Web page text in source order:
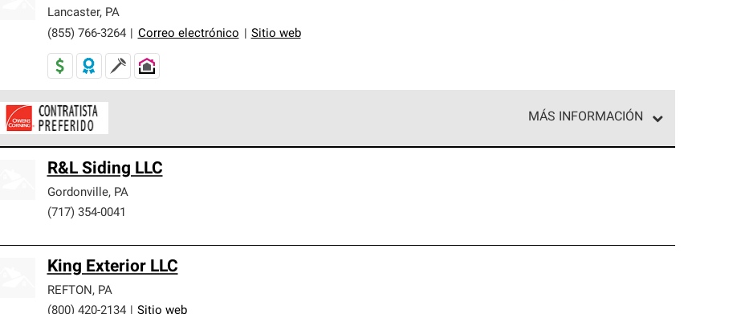
Lancaster, PA
(855) 766-3264
Correo electrónico Sitio web
MÁS INFORMACIÓN
cumplen con altos estándares y requisitos estrictos de profesionalismo y confiabilidad.
R&L Siding LLC
Gordonville, PA
(717) 354-0041
King Exterior LLC
REFTON , PA
(800) 420-2134
Sitio web